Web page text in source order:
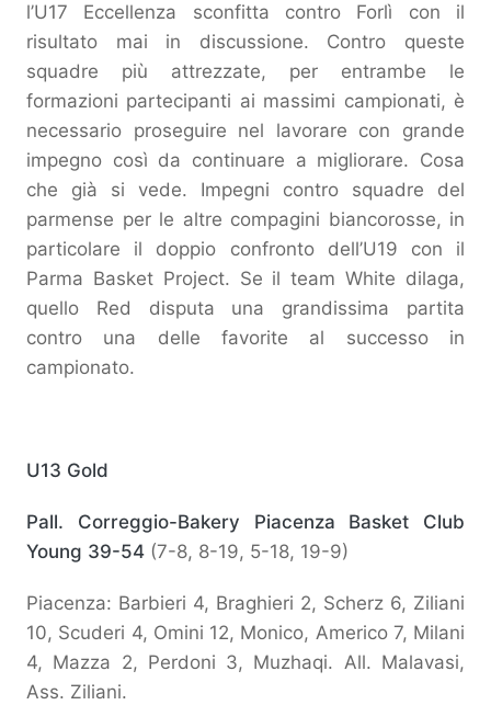
l’U17 Eccellenza sconfitta contro Forlì con il
risultato mai in discussione. Contro queste
squadre più attrezzate, per entrambe le
formazioni partecipanti ai massimi campionati, è
necessario proseguire nel lavorare con grande
impegno così da continuare a migliorare. Cosa
che già si vede. Impegni contro squadre del
parmense per le altre compagini biancorosse, in
particolare il doppio confronto dell’U19 con il
Parma Basket Project. Se il team White dilaga,
quello Red disputa una grandissima partita
contro una delle favorite al successo in
campionato.
U13 Gold
Pall. Correggio-Bakery Piacenza Basket Club
Young 39-54 (7-8, 8-19, 5-18, 19-9)
Piacenza: Barbieri 4, Braghieri 2, Scherz 6, Ziliani
10, Scuderi 4, Omini 12, Monico, Americo 7, Milani
4, Mazza 2, Perdoni 3, Muzhaqi. All. Malavasi,
Ass. Ziliani.